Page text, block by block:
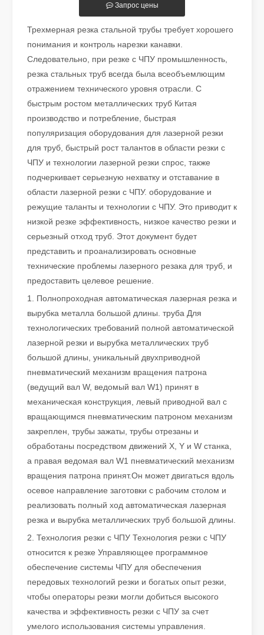
Путеводитель на 2026 год: как станки для резки труб с
Что такое лазерная резка труб?
Лазерная резка труб является ключевой технологией в
Как выбрать партнера по работе: станок для лазерной резки
Лазерная резка металла — это прецизионный метод,
Лазерная резка металлических листов – широко
Запрос цены
Трехмерная резка стальной трубы требует хорошего
понимания и контроль нарезки канавки.
Следовательно, при резке с ЧПУ промышленность,
резка стальных труб всегда была всеобъемлющим
отражением технического уровня отрасли. С
быстрым ростом металлических труб Китая
производство и потребление, быстрая
популяризация оборудования для лазерной резки
для труб, быстрый рост талантов в области резки с
ЧПУ и технологии лазерной резки спрос, также
подчеркивает серьезную нехватку и отставание в
области лазерной резки с ЧПУ. оборудование и
режущие таланты и технологии с ЧПУ. Это приводит к
низкой резке эффективность, низкое качество резки и
серьезный отход труб. Этот документ будет
представить и проанализировать основные
технические проблемы лазерного резака для труб, и
предоставить целевое решение.
1. Полнопроходная автоматическая лазерная резка и
вырубка металла большой длины. труба Для
технологических требований полной автоматической
лазерной резки и вырубка металлических труб
большой длины, уникальный двухприводной
пневматический механизм вращения патрона
(ведущий вал W, ведомый вал W1) принят в
механическая конструкция, левый приводной вал с
вращающимся пневматическим патроном механизм
закреплен, трубы зажаты, трубы отрезаны и
обработаны посредством движений X, Y и W станка,
а правая ведомая вал W1 пневматический механизм
вращения патрона принят.Он может двигаться вдоль
осевое направление заготовки с рабочим столом и
реализовать полный ход автоматическая лазерная
резка и вырубка металлических труб большой длины.
2. Технология резки с ЧПУ Технология резки с ЧПУ
относится к резке Управляющее программное
обеспечение системы ЧПУ для обеспечения
передовых технологий резки и богатых опыт резки,
чтобы операторы резки могли добиться высокого
качества и эффективность резки с ЧПУ за счет
умелого использования системы управления.